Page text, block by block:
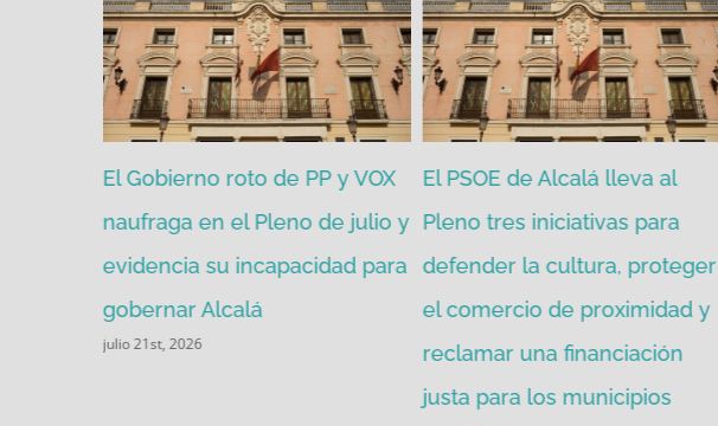
El Gobierno roto de PP y VOX
naufraga en el Pleno de julio y
evidencia su incapacidad para
gobernar Alcalá
julio 21st, 2026
El PSOE de Alcalá lleva al
Pleno tres iniciativas para
defender la cultura, proteger
el comercio de proximidad y
reclamar una financiación
justa para los municipios